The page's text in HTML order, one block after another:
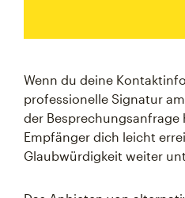
Wenn du deine
professionelle Signatur
der
Empfänger dich leicht
Glaubwürdigkeit weiter